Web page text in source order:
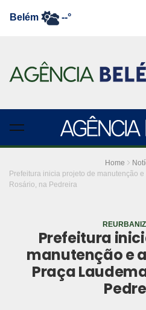
Belém --°
Home
Prefeitura inicia projeto de manutenção
Rosário, na Pedreira
Prefeitura
manutenção e
Praça